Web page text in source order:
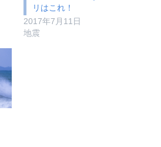
リはこれ！
2017年7月11日
地震